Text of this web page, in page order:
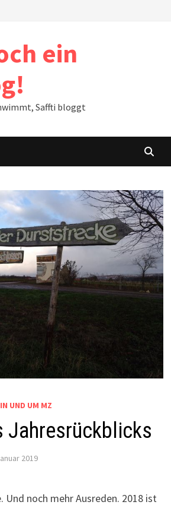
ein
Saffti bloggt
UND UM MZ
Jahresrückblicks
2019
Und noch mehr Ausreden. 2018 ist